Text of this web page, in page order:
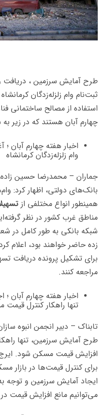
طرح آمایش سرزمین ، دریافت
ثبت‌نام وام زلزله‌زدگان
استفاده از مصالح ساختمانی
چهارم آبان هستند که در زیر به
اخبار هفته چهارم آبان ؛
وام زلزله‌زدگان کرمانشاه
جماران – محمدرضا حسین
همینطور انواع مختلفی از
مناطق غرب کشور در نظر
شبکه بانکی به طور کامل در
برای تشکیل پرونده دریافت
مراجعه کنند.
اخبار هفته چهارم آبان
تنها راهکار کنترل
تابناک – دبیر انجمن انبوه
طرح آمایش سرزمین، تنها
افزایش قیمت مسکن شود. ایرج
برای کنترل قیمت‌ها در بازار
ایجاد آمایش سرزمین و توجه
می‌توانیم مانع افزایش قیمت در